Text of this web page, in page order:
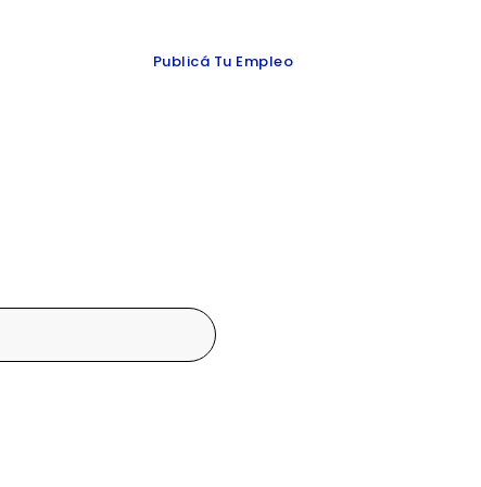
Publicá Tu Empleo